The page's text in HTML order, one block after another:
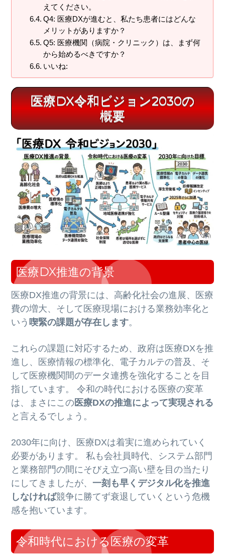
えてください。
Q4: 医療DXが進むと、私たち患者にはどんな
メリットがありますか？
Q5: 医療機関（病院・クリニック）は、まず何
から始めるべきですか？
いいね:
医療DX令和ビジョン2030の
概要
医療DX推進の背景
医療DX推進の背景には、高齢化社会の進展、医療
費の増大、そして医療現場における業務効率化と
いう 喫緊の課題が存在します。
これらの課題に対応するため、政府は医療DXを推
進し、医療情報の標準化、電子カルテの普及、そ
して医療機関間のデータ連携を強化することを目
指しています。 令和の時代における医療の変革
は、まさにこの医療DXの推進によって実現される
と言えるでしょう。
2030年に向け、医療DXは着実に進められていく
必要があります。 私も会社員時代、システム部門
と業務部門の間にそびえ立つ高い壁を目の当たり
にしてきましたが、一刻も早くデジタル化を推進
しなければ競争に勝てず衰退していくという危機
感を抱いています。
令和時代における医療の変革